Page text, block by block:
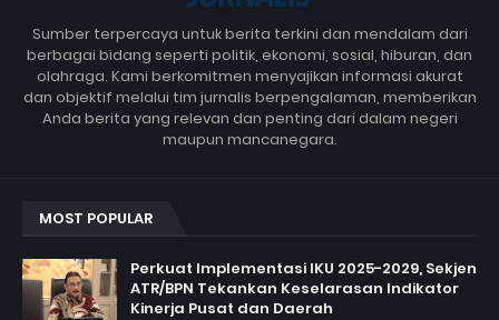
Sumber terpercaya untuk berita terkini dan mendalam dari
berbagai bidang seperti politik, ekonomi, sosial, hiburan, dan
olahraga. Kami berkomitmen menyajikan informasi akurat
dan objektif melalui tim jurnalis berpengalaman, memberikan
Anda berita yang relevan dan penting dari dalam negeri
maupun mancanegara.
MOST POPULAR
Perkuat Implementasi IKU 2025-2029, Sekjen
ATR/BPN Tekankan Keselarasan Indikator
Kinerja Pusat dan Daerah